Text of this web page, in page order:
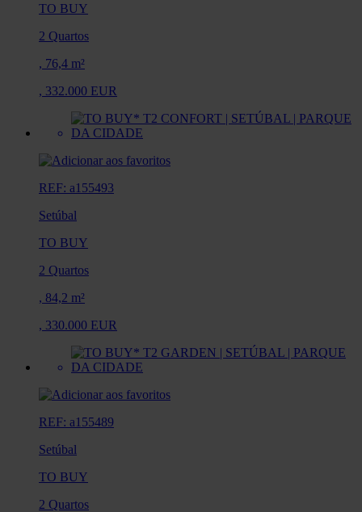
TO BUY
2 Quartos
, 76,4 m²
, 332.000 EUR
REF: a155493
Setúbal
TO BUY
2 Quartos
, 84,2 m²
, 330.000 EUR
REF: a155489
Setúbal
TO BUY
2 Quartos